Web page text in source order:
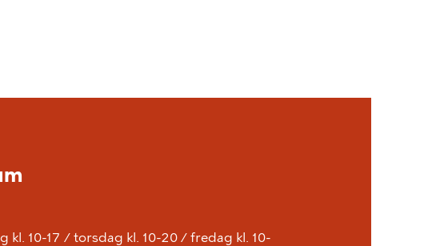
10-17 / torsdag kl. 10-20 / fredag kl. 10-